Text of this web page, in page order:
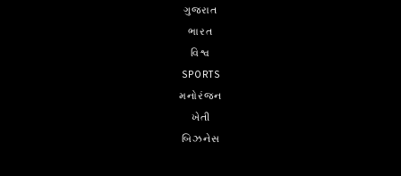
ગુજરાત
ભારત
વિશ્વ
SPORTS
મનોરંજન
ખેતી
બિઝનેસ